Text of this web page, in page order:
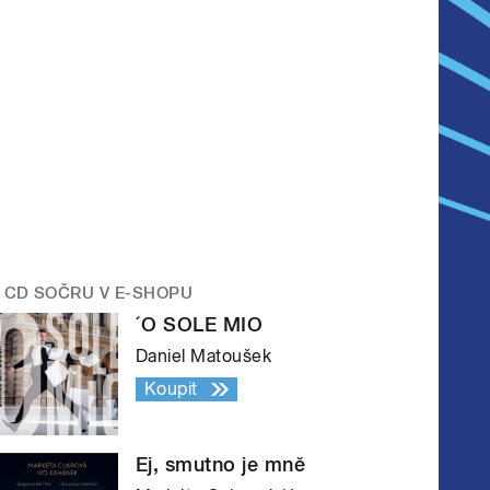
CD SOČRU V E-SHOPU
´O SOLE MIO
Daniel Matoušek
Koupit
Ej, smutno je mně